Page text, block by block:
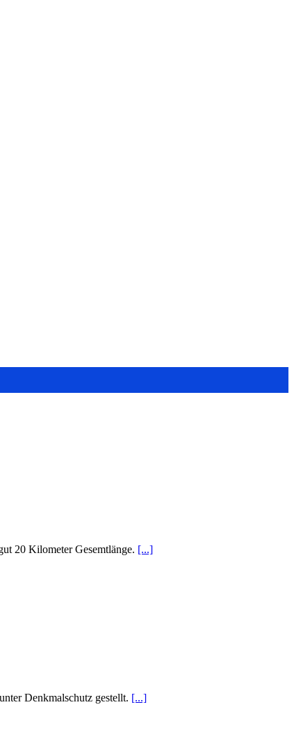
20 Kilometer Gesemtlänge. [...]
Denkmalschutz gestellt. [...]